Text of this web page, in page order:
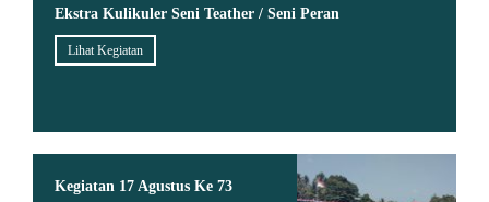
Ekstra Kulikuler Seni Teather / Seni Peran
Lihat Kegiatan
Kegiatan 17 Agustus Ke 73